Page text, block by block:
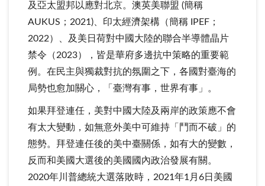
及亞太盟邦以應對北京。澳英美聯盟 (簡稱
AUKUS；2021)、印太經濟架構（簡稱 IPEF；
2022）、及美日荷對中國大陸的聯合半導體晶片
禁令（2023），皆是華府多邊抗中策略的重要範
例。在民主與獨裁對抗的氛圍之下，各國對臺海的
局勢也愈加關心，「臺灣有事，世界有事」。
如果拜登連任，美對中國大陸及兩岸的政策應不會
有太大變動，如無意外美中可維持「鬥而不破」的
態勢。拜登連任後的美中臺關係，如有大的變數，
反而和美國大選後的美國國內政治發展有關。
2020年川普總統大選落敗時，2021年1月6日美國